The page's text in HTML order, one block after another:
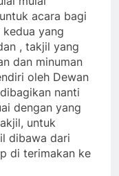
acara bagi
yang
, takjil yang
dan minuman
oleh Dewan
nanti
dengan yang
untuk
dibawa dari
di terimakan ke